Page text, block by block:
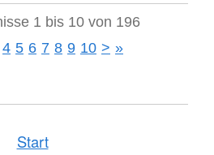
1 bis 10 von 196
4 5 6 7 8 9 10 > »
Start